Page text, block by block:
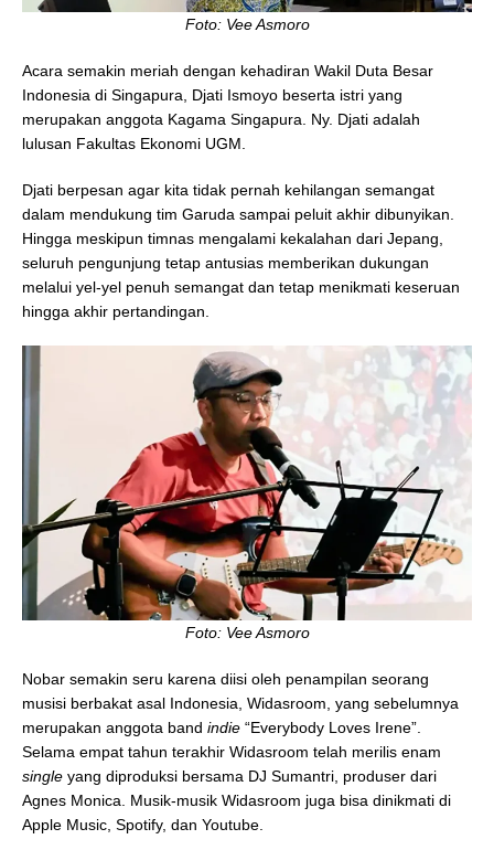
Foto: Vee Asmoro
Acara semakin meriah dengan kehadiran Wakil Duta Besar
Indonesia di Singapura, Djati Ismoyo beserta istri yang
merupakan anggota Kagama Singapura. Ny. Djati adalah
lulusan Fakultas Ekonomi UGM.
Djati berpesan agar kita tidak pernah kehilangan semangat
dalam mendukung tim Garuda sampai peluit akhir dibunyikan.
Hingga meskipun timnas mengalami kekalahan dari Jepang,
seluruh pengunjung tetap antusias memberikan dukungan
melalui yel-yel penuh semangat dan tetap menikmati keseruan
hingga akhir pertandingan.
Foto: Vee Asmoro
Nobar semakin seru karena diisi oleh penampilan seorang
musisi berbakat asal Indonesia, Widasroom, yang sebelumnya
merupakan anggota band indie “Everybody Loves Irene”.
Selama empat tahun terakhir Widasroom telah merilis enam
single yang diproduksi bersama DJ Sumantri, produser dari
Agnes Monica. Musik-musik Widasroom juga bisa dinikmati di
Apple Music, Spotify, dan Youtube.